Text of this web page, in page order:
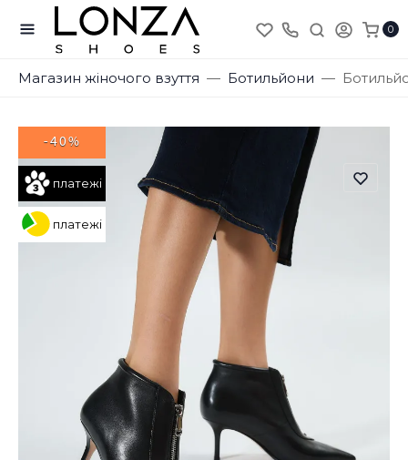
0
Магазин жіночого взуття Ботильйони
платежі
платежі
-40%